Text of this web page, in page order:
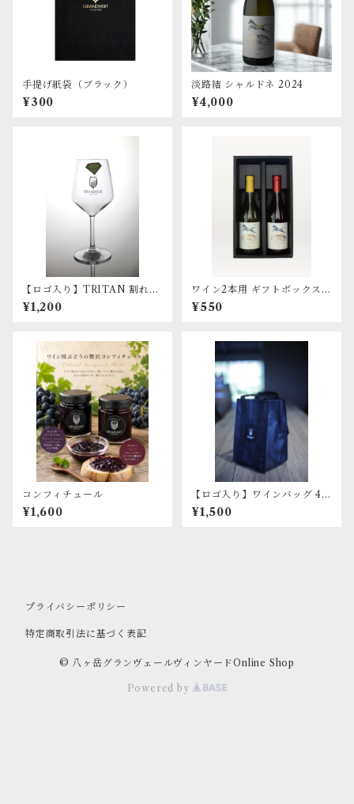
手提げ紙袋（ブラック）
¥300
淡路結 シャルドネ 2024
¥4,000
【ロゴ入り】TRITAN 割れな
いワイングラス
¥1,200
ワイン2本用 ギフトボックス
（箱のみ）
¥550
コンフィチュール
¥1,600
【ロゴ入り】ワインバッグ 4本
用 ブラック
¥1,500
プライバシーポリシー
特定商取引法に基づく表記
© 八ヶ岳グランヴェールヴィンヤードOnline Shop
Powered by